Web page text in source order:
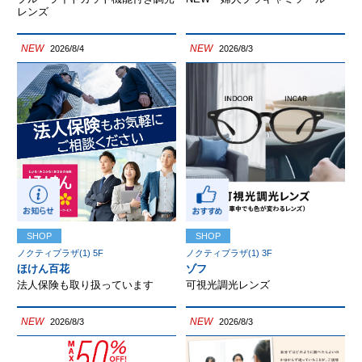
レンズ
NEW 2026/8/4
SHOP
ノクティプラザ(1) 5F
ほけん百花
法人保険も取り扱っています
NEW 2026/8/3
SHOP
ノクティプラザ(1) 3F
ゾフ
可視光調光レンズ
NEW 2026/8/3 NEW 2026/8/3